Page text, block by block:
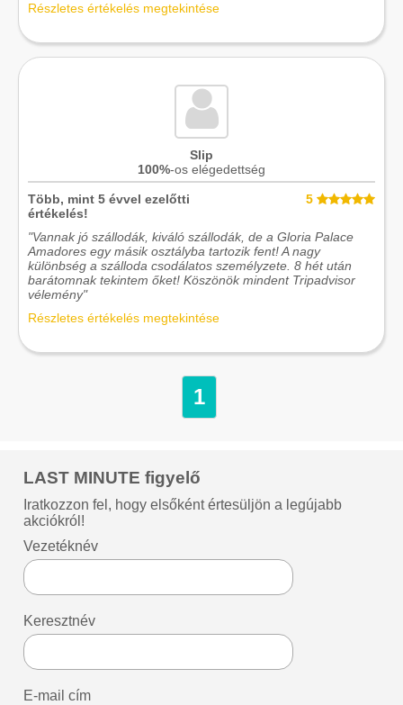
Részletes értékelés megtekintése
Slip
100%-os elégedettség
Több, mint 5 évvel ezelőtti
értékelés!
5
"Vannak jó szállodák, kiváló szállodák, de a Gloria Palace
Amadores egy másik osztályba tartozik fent! A nagy
különbség a szálloda csodálatos személyzete. 8 hét után
barátomnak tekintem őket! Köszönök mindent Tripadvisor
vélemény"
Részletes értékelés megtekintése
1
LAST MINUTE figyelő
Iratkozzon fel, hogy elsőként értesüljön a legújabb
akciókról!
Vezetéknév
Keresztnév
E-mail cím